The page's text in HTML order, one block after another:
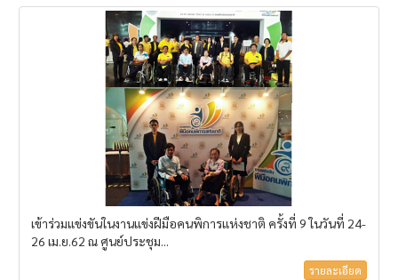
เข้าร่วมแข่งขันในงานแข่งฝีมือคนพิการแห่งชาติ ครั้งที่ 9 ในวันที่ 24-
26 เม.ย.62 ณ ศูนย์ประชุม...
รายละเอียด